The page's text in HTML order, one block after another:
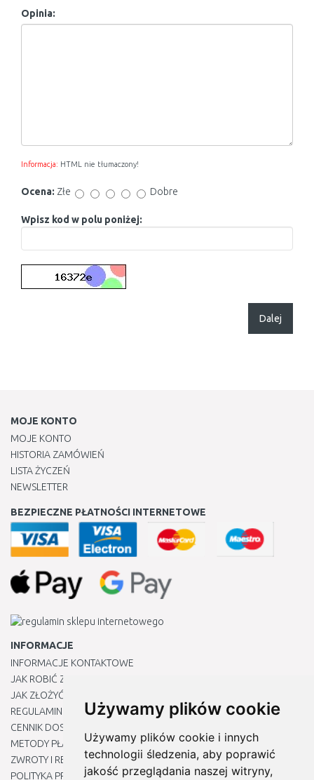
Używamy plików cookie
Używamy plików cookie i innych
technologii śledzenia, aby poprawić
jakość przeglądania naszej witryny,
Opinia:
Informacja: HTML nie tłumaczony!
Ocena: Złe Dobre
Wpisz kod w polu poniżej:
Dalej
MOJE KONTO
MOJE KONTO
HISTORIA ZAMÓWIEŃ
LISTA ŻYCZEŃ
NEWSLETTER
BEZPIECZNE PŁATNOŚCI INTERNETOWE
INFORMACJE
INFORMACJE KONTAKTOWE
JAK ROBIĆ ZAKUPY ?
JAK ZŁOŻYĆ REKLAMACJĘ
REGULAMIN
CENNIK DOSTAWY
METODY PŁATNOŚCI
ZWROTY I REKLAMACJE PRODUKTÓW
POLITYKA PRYWATNOŚCI